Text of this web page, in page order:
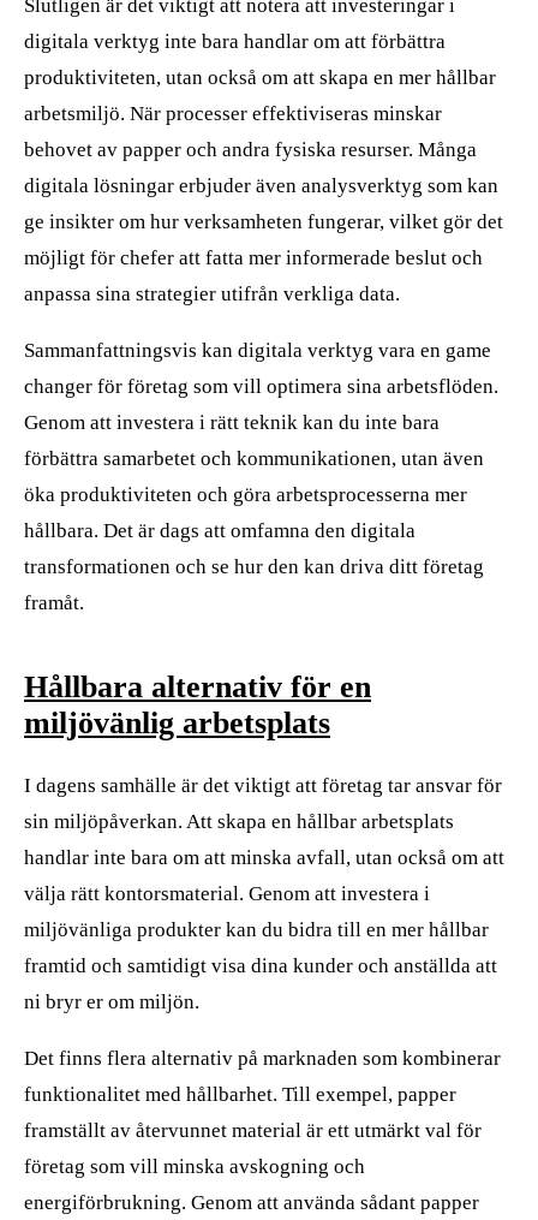
Slutligen är det viktigt att notera att investeringar i
digitala verktyg inte bara handlar om att förbättra
produktiviteten, utan också om att skapa en mer hållbar
arbetsmiljö. När processer effektiviseras minskar
behovet av papper och andra fysiska resurser. Många
digitala lösningar erbjuder även analysverktyg som kan
ge insikter om hur verksamheten fungerar, vilket gör det
möjligt för chefer att fatta mer informerade beslut och
anpassa sina strategier utifrån verkliga data.
Sammanfattningsvis kan digitala verktyg vara en game
changer för företag som vill optimera sina arbetsflöden.
Genom att investera i rätt teknik kan du inte bara
förbättra samarbetet och kommunikationen, utan även
öka produktiviteten och göra arbetsprocesserna mer
hållbara. Det är dags att omfamna den digitala
transformationen och se hur den kan driva ditt företag
framåt.
Hållbara alternativ för en
miljövänlig arbetsplats
I dagens samhälle är det viktigt att företag tar ansvar för
sin miljöpåverkan. Att skapa en hållbar arbetsplats
handlar inte bara om att minska avfall, utan också om att
välja rätt kontorsmaterial. Genom att investera i
miljövänliga produkter kan du bidra till en mer hållbar
framtid och samtidigt visa dina kunder och anställda att
ni bryr er om miljön.
Det finns flera alternativ på marknaden som kombinerar
funktionalitet med hållbarhet. Till exempel, papper
framställt av återvunnet material är ett utmärkt val för
företag som vill minska avskogning och
energiförbrukning. Genom att använda sådant papper